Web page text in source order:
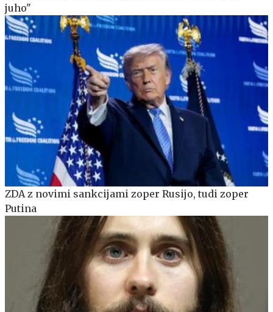
juho"
ZDA z novimi sankcijami zoper Rusijo, tudi zoper
Putina